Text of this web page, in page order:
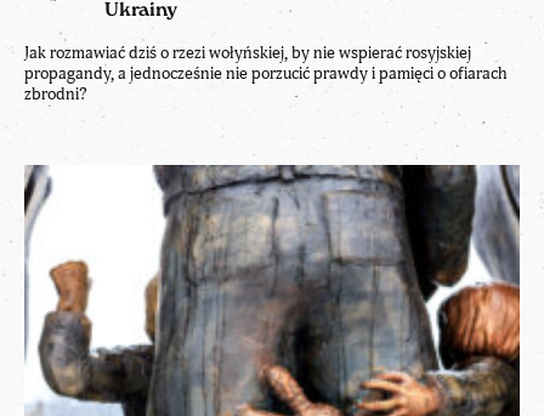
Ukrainy
Jak rozmawiać dziś o rzezi wołyńskiej, by nie wspierać rosyjskiej
propagandy, a jednocześnie nie porzucić prawdy i pamięci o ofiarach
zbrodni?